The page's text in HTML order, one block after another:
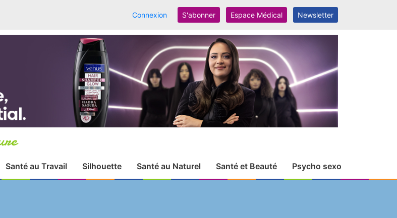
Connexion S'abonner Espace Médical Newsletter
Santé au Travail Silhouette Santé au Naturel Santé et Beauté Psycho sexo